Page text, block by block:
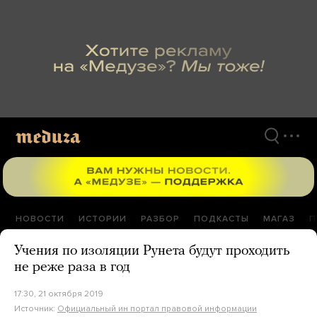
НОВОСТИ ИСТОРИИ РАЗБОР ПОДКАСТЫ МАГАЗ
Учения по изоляции Рунета будут проходить
не реже раза в год
17:30, 21 октября 2019
Источник: Официальный ин портал правовой информации